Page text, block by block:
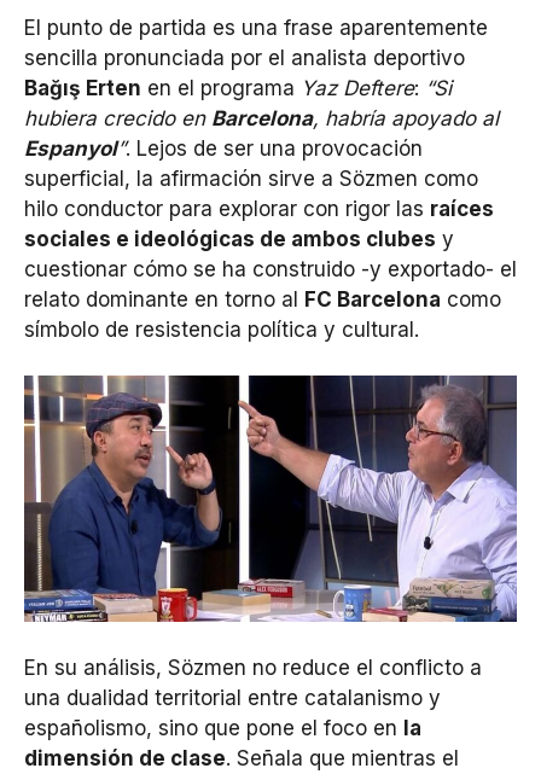
El punto de partida es una frase aparentemente
sencilla pronunciada por el analista deportivo
Bağış Erten en el programa Yaz Deftere: “Si
hubiera crecido en Barcelona, habría apoyado al
Espanyol”. Lejos de ser una provocación
superficial, la afirmación sirve a Sözmen como
hilo conductor para explorar con rigor las raíces
sociales e ideológicas de ambos clubes y
cuestionar cómo se ha construido -y exportado- el
relato dominante en torno al FC Barcelona como
símbolo de resistencia política y cultural.
En su análisis, Sözmen no reduce el conflicto a
una dualidad territorial entre catalanismo y
españolismo, sino que pone el foco en la
dimensión de clase. Señala que mientras el